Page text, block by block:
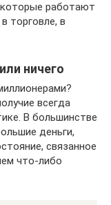
работают
торговле, в
ничего
всегда
В большинстве
деньги,
связанное
что-либо